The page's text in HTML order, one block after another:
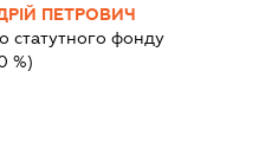
ПЕТРОВИЧ
статутного фонду
%)